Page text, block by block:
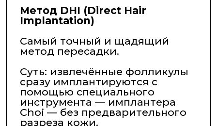
✅ Без шрамов
✅ Быстрое восстановление
✅ Возможность охватить
Один из самых популярных и
проверенных методов в мире.
Суть: из затылочной зоны
извлекаются фолликулы (по
одному), которые затем
бороды вручную.
Extraction)